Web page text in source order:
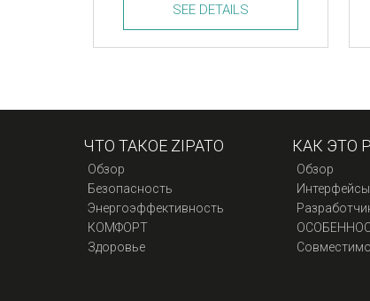
Mini
SEE DETAILS
ЧТО ТАКОЕ ZIPATO
Обзор
Безопасность
Энергоэффективность
КОМФОРТ
Здоровье
КАК ЭТО
Обзор
Интерфейсы